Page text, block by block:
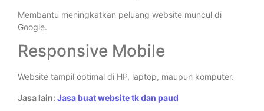
Membantu meningkatkan peluang website muncul di
Google.
Responsive Mobile
Website tampil optimal di HP, laptop, maupun komputer.
Jasa lain: Jasa buat website tk dan paud